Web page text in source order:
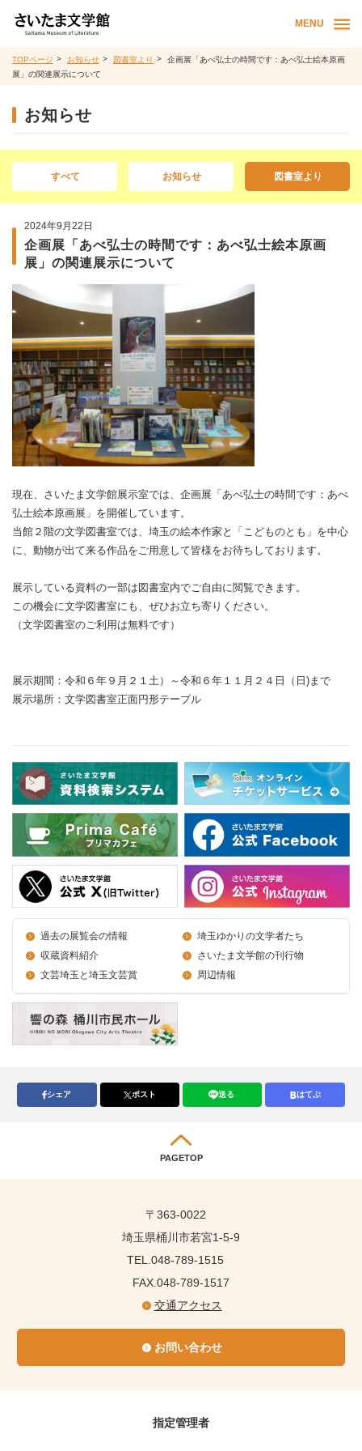
MENU
TOPページ お知らせ 図書室より
企画展「あべ弘士の時間です：あべ弘士絵本原画
展」の関連展示について
お知らせ
すべて お知らせ 図書室より
2024年9月22日
企画展「あべ弘士の時間です：あべ弘士絵本原画
展」の関連展示について
現在、さいたま文学館展示室では、企画展「あべ弘士の時間です：あべ
弘士絵本原画展」を開催しています。
当館２階の文学図書室では、埼玉の絵本作家と「こどものとも」を中心
に、動物が出て来る作品をご用意して皆様をお待ちしております。
展示している資料の一部は図書室内でご自由に閲覧できます。
この機会に文学図書室にも、ぜひお立ち寄りください。
（文学図書室のご利用は無料です）
展示期間：令和６年９月２１土）～令和６年１１月２４日（日)まで
展示場所：文学図書室正面円形テーブル
過去の展覧会の情報
埼玉ゆかりの文学者たち
収蔵資料紹介
さいたま文学館の刊行物
文芸埼玉と埼玉文芸賞
周辺情報
シェア ポスト 送る はてぶ
PAGETOP
〒363-0022
埼玉県桶川市若宮1-5-9
TEL.048-789-1515
FAX.048-789-1517
交通アクセス
お問い合わせ
指定管理者